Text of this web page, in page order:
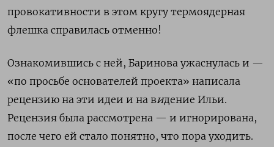
провокативности в этом кругу термоядерная
флешка справилась отменно!
Ознакомившись с ней, Баринова ужаснулась и —
«по просьбе основателей проекта» написала
рецензию на эти идеи и на видение Ильи.
Рецензия была рассмотрена — и игнорирована,
после чего ей стало понятно, что пора уходить.